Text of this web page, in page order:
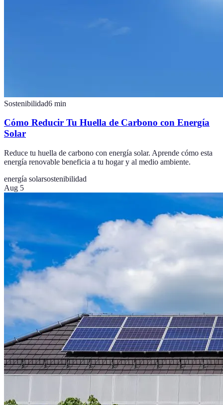
Sostenibilidad6 min
Cómo Reducir Tu Huella de Carbono con Energía
Solar
Reduce tu huella de carbono con energía solar. Aprende cómo esta
energía renovable beneficia a tu hogar y al medio ambiente.
energía solarsostenibilidad
Aug 5